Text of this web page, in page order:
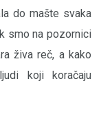
do mašte svaka
smo na pozornici
živa reč, a kako
koji koračaju